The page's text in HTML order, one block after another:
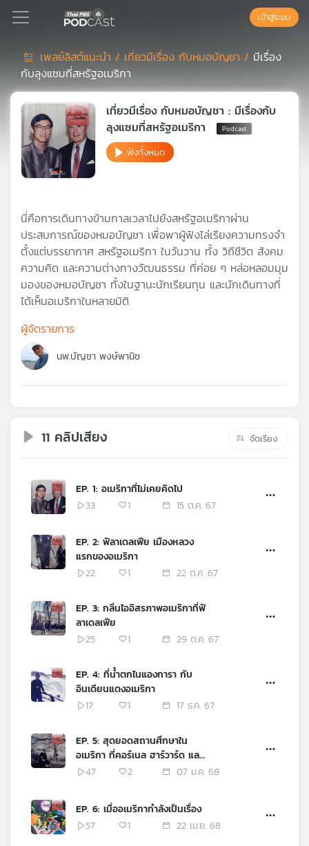
Podcast
สต์
เพล
สต์
ของ
เพลง
กิจกรรม
เครือ
เครือ
เข้าสู่ระบบ
เพลย์ลิสต์แนะนำ / เที่ยวมีเรื่อง กับหมอบัญชา / มีเรื่อง
กับลุงแซมที่สหรัฐอเมริกา
เที่ยวมีเรื่อง กับหมอบัญชา : มีเรื่องกับ
ลุงแซมที่สหรัฐอเมริกา
ฟังทั้งหมด
นี่คือการเดินทางข้ามกาลเวลาไปยังสหรัฐอเมริกาผ่าน
ประสบการณ์ของหมอบัญชา เพื่อพาผู้ฟังไล่เรียงความทรงจำ
ตั้งแต่บรรยากาศ สหรัฐอเมริกา ในวันวาน ทั้ง วิถีชีวิต สังคม
ความคิด และความต่างทางวัฒนธรรม ที่ค่อย ๆ หล่อหลอมมุม
มองของหมอบัญชา ทั้งในฐานะนักเรียนทุน และนักเดินทางที่
ได้เห็นอเมริกาในหลายมิติ
ผู้จัดรายการ
นพ.บัญชา พงษ์พานิช
11 คลิปเสียง จัดเรียง
EP. 1: อเมริกาที่ไม่เคยคิดไป
33
1 15 ต.ค. 67
EP. 2: ฟิลาเดลเฟีย เมืองหลวง
แรกของอเมริกา
22
1 22 ต.ค. 67
EP. 3: กลิ่นไออิสรภาพอเมริกาที่ฟิ
ลาเดลเฟีย
25
1 29 ต.ค. 67
EP. 4: ที่น้ำตกไนแองการา กับ
อินเดียนแดงอเมริกา
17
1 17 ธ.ค. 67
EP. 5: สุดยอดสถานศึกษาใน
อเมริกา ที่คอร์เนล ฮาร์วาร์ด และ
เอ็มไอที
47 2 07 ม.ค. 68
EP. 6: เมื่ออเมริกากำลังเป็นเรื่อง
57
1 22 เม.ย. 68